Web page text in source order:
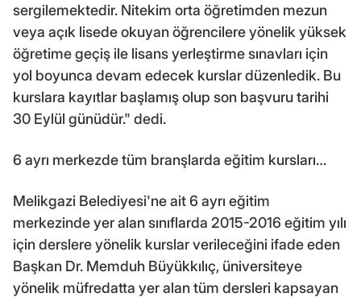
sergilemektedir. Nitekim orta öğretimden mezun
veya açık lisede okuyan öğrencilere yönelik yüksek
öğretime geçiş ile lisans yerleştirme sınavları için
yol boyunca devam edecek kurslar düzenledik. Bu
kurslara kayıtlar başlamış olup son başvuru tarihi
30 Eylül günüdür." dedi.
6 ayrı merkezde tüm branşlarda eğitim kursları…
Melikgazi Belediyesi'ne ait 6 ayrı eğitim
merkezinde yer alan sınıflarda 2015-2016 eğitim yılı
için derslere yönelik kurslar verileceğini ifade eden
Başkan Dr. Memduh Büyükkılıç, üniversiteye
yönelik müfredatta yer alan tüm dersleri kapsayan